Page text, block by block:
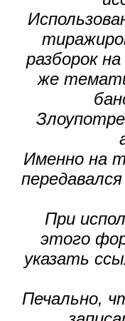
разборок
же
Именно на
При
этого
указать
Печально,